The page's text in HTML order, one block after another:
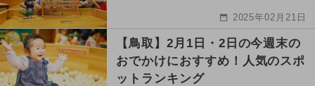
2025年02月21日
【鳥取】2月1日・2日の今週末の
おでかけにおすすめ！人気のスポ
ットランキング